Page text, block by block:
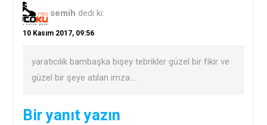
semih dedi ki:
10 Kasım 2017, 09:56
yaratıcılık bambaşka bişey tebrikler güzel bir fikir ve
güzel bir şeye atılan imza….
Bir yanıt yazın